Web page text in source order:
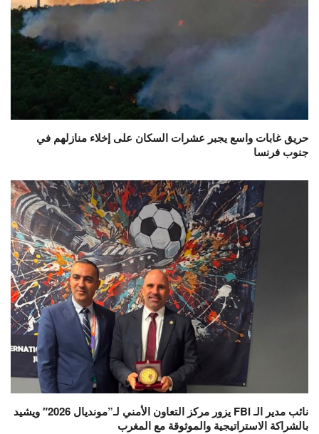
حريق غابات واسع يجبر عشرات السكان على إخلاء منازلهم في
جنوب فرنسا
نائب مدير الـ FBI يزور مركز التعاون الأمني لـ”مونديال 2026″ ويشيد
بالشراكة الاستراتيجية والموثوقة مع المغرب